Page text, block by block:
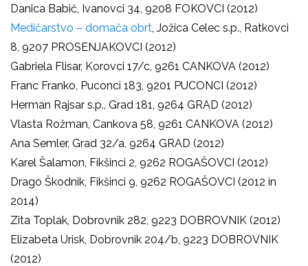
Danica Babič, Ivanovci 34, 9208 FOKOVCI (2012)
Medičarstvo – domača obrt, Jožica Celec s.p., Ratkovci
8, 9207 PROSENJAKOVCI (2012)
Gabriela Flisar, Korovci 17/c, 9261 CANKOVA (2012)
Franc Franko, Puconci 183, 9201 PUCONCI (2012)
Herman Rajsar s.p., Grad 181, 9264 GRAD (2012)
Vlasta Rožman, Cankova 58, 9261 CANKOVA (2012)
Ana Semler, Grad 32/a, 9264 GRAD (2012)
Karel Šalamon, Fikšinci 2, 9262 ROGAŠOVCI (2012)
Drago Škodnik, Fikšinci 9, 9262 ROGAŠOVCI (2012 in
2014)
Zita Toplak, Dobrovnik 282, 9223 DOBROVNIK (2012)
Elizabeta Urisk, Dobrovnik 204/b, 9223 DOBROVNIK
(2012)